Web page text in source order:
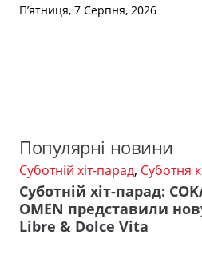
П’ятниця, 7 Серпня, 2026
Популярні новини
Суботній хіт-парад, Суботня
Суботній хіт-парад:
OMEN представили
Libre & Dolce Vita